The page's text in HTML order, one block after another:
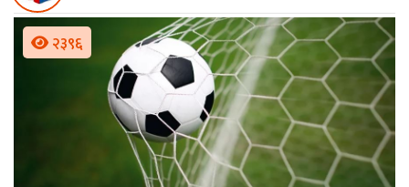
२३९६